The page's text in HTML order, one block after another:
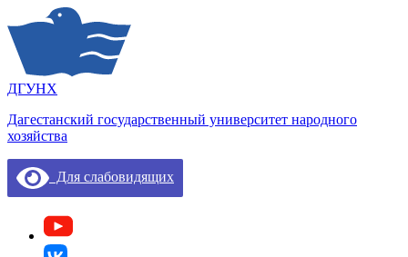
ДГУНХ
Дагестанский государственный университет народного
хозяйства
Для слабовидящих